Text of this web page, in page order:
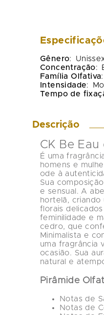
Gênero:
Concentração:
Família Olfativa:
Intensidade:
Tempo de
Descrição
CK Be
É uma
homens e
ode à
Sua
e sensual. A
hortelã , criando
florais
feminilidade e
cedro, que
Minimalista e
uma fragrância
ocasião. Sua
natural e
Pirâmide
Notas de
Notas de